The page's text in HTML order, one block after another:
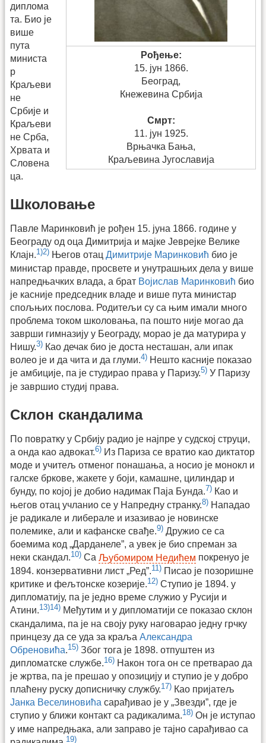
Рођење:
15. јун 1866.
Београд,
Кнежевина Србија
Смрт:
11. јун 1925.
Врњачка Бања,
Краљевина Југославија
диплома
та. Био је
више
пута
министа
р
Краљеви
не
Србије и
Краљеви
не Срба,
Хрвата и
Словена
ца.
Школовање
Павле Маринковић је рођен 15. јуна 1866. године у
Београду од оца Димитрија и мајке Јеврејке Велике
Клајн.1)2) Његов отац Димитрије Маринковић био је
министар правде, просвете и унутрашњих дела у више
напредњачких влада, а брат Војислав Маринковић био
је касније председник владе и више пута министар
спољњих послова. Родитељи су са њим имали много
проблема током школовања, па пошто није могао да
заврши гимназију у Београду, морао је да матурира у
Нишу.3) Као дечак био је доста несташан, али ипак
волео је и да чита и да глуми.4) Нешто касније показао
је амбиције, па је студирао права у Паризу.5) У Паризу
је завршио студиј права.
Склон скандалима
По повратку у Србију радио је најпре у судској струци,
а онда као адвокат.6) Из Париза се вратио као диктатор
моде и учитељ отменог понашања, а носио је монокл и
галске бркове, жакете у боји, камашне, цилиндар и
бунду, по којој је добио надимак Паја Бунда.7) Као и
његов отац учланио се у Напредну странку.8) Нападао
је радикале и либерале и изазивао је новинске
полемике, али и кафанске свађе.9) Дружио се са
боемима код „Дарданеле”, а увек је био спреман за
неки скандал.10) Са Љубомиром Недићем покренуо је
1894. конзервативни лист „Ред”.11) Писао је позоришне
критике и фељтонске козерије.12) Ступио је 1894. у
дипломатију, па је једно време служио у Русији и
Атини.13)14) Међутим и у дипломатији се показао склон
скандалима, па је на своју руку наговарао једну грчку
принцезу да се уда за краља Александра
Обреновића.15) Због тога је 1898. отпуштен из
дипломатске службе.16) Након тога он се претварао да
је жртва, па је прешао у опозицију и ступио је у добро
плаћену руску дописничку службу.17) Као пријатељ
Јанка Веселиновића сарађивао је у „Звезди”, где је
ступио у ближи контакт са радикалима.18) Он је иступао
у име напредњака, али заправо је тајно сарађивао са
19)